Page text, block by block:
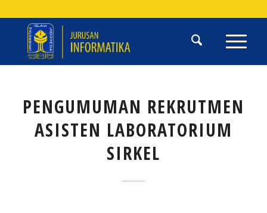
PENGUMUMAN REKRUTMEN
ASISTEN LABORATORIUM
SIRKEL